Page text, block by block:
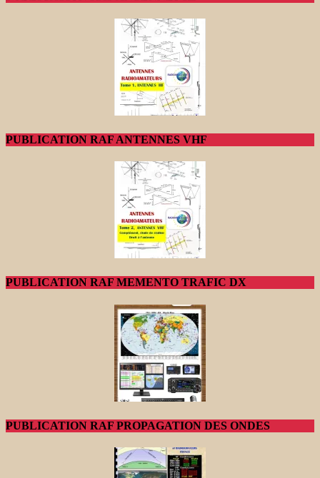
PUBLICATION RAF ANTENNES VHF
PUBLICATION RAF MEMENTO TRAFIC DX
PUBLICATION RAF PROPAGATION DES ONDES